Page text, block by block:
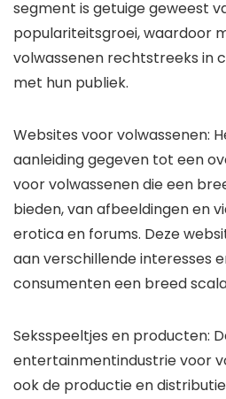
segment is getuige geweest
populariteitsgroei, waardoor
volwassenen rechtstreeks in
met hun publiek.
Websites voor volwassenen:
aanleiding gegeven tot een
voor volwassenen die een
bieden, van afbeeldingen en
erotica en forums. Deze
aan verschillende interesses
consumenten een breed
Seksspeeltjes en producten:
entertainmentindustrie voor
ook de productie en